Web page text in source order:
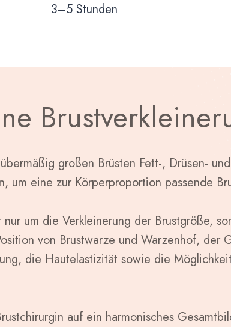
3–5 Stunden
großen Brüsten Fett-, Drüsen-
um eine zur Körperproportion passende
um die Verkleinerung der Brustgröße,
von Brustwarze und Warzenhof, der
die Hautelastizität sowie die
auf ein harmonisches